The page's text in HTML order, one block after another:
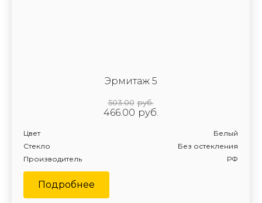
Эрмитаж 5
руб.
503.00
руб.
466.00
Цвет Белый
Производитель РФ
Стекло Без остекления
Подробнее